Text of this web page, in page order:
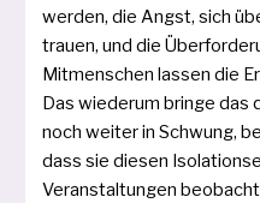
wer­den, die Angst, sich
trau­en, und die
Mitmenschen las­sen die
Das wie­der­um brin­ge das
noch wei­ter in Schwung,
dass sie die­sen
Veranstaltungen